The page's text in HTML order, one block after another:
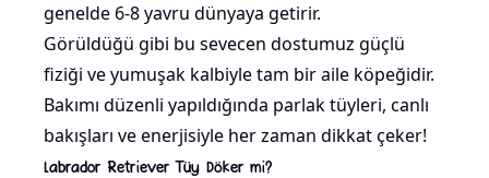
genelde 6-8 yavru dünyaya getirir.
Görüldüğü gibi bu sevecen dostumuz güçlü
fiziği ve yumuşak kalbiyle tam bir aile köpeğidir.
Bakımı düzenli yapıldığında parlak tüyleri, canlı
bakışları ve enerjisiyle her zaman dikkat çeker!
Labrador Retriever Tüy Döker mi?